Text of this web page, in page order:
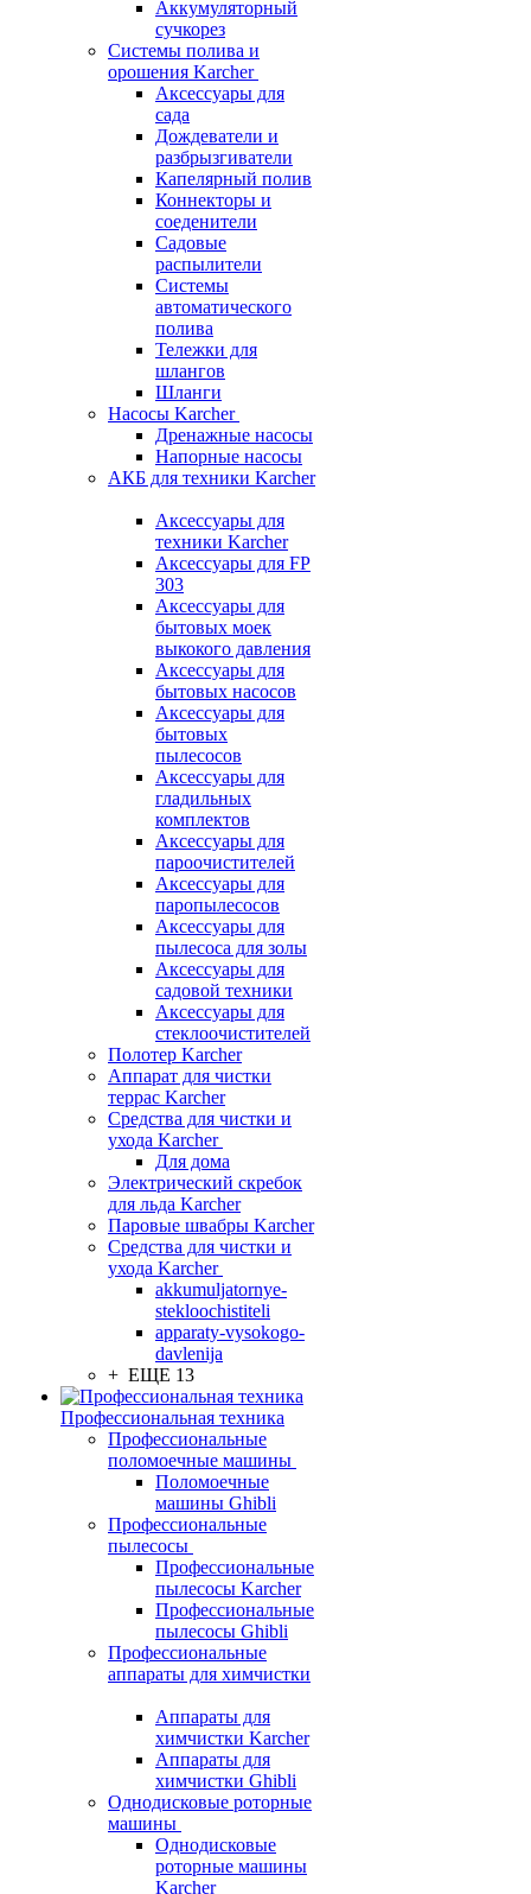
Аккумуляторный
сучкорез
Системы полива и
орошения Karcher
Аксессуары для
сада
Дождеватели и
разбрызгиватели
Капелярный полив
Коннекторы и
соеденители
Садовые
распылители
Системы
автоматического
полива
Тележки для
шлангов
Шланги
Насосы Karcher
Дренажные насосы
Напорные насосы
АКБ для техники Karcher
Аксессуары для
техники Karcher
Аксессуары для FP
303
Аксессуары для
бытовых моек
выкокого давления
Аксессуары для
бытовых насосов
Аксессуары для
бытовых
пылесосов
Аксессуары для
гладильных
комплектов
Аксессуары для
пароочистителей
Аксессуары для
паропылесосов
Аксессуары для
пылесоса для золы
Аксессуары для
садовой техники
Аксессуары для
стеклоочистителей
Полотер Karcher
Аппарат для чистки
террас Karcher
Средства для чистки и
ухода Karcher
Для дома
Электрический скребок
для льда Karcher
Паровые швабры Karcher
Средства для чистки и
ухода Karcher
akkumuljatornye-
stekloochistiteli
apparaty-vysokogo-
davlenija
+ ЕЩЕ 13
Профессиональная техника
Профессиональные
поломоечные машины
Поломоечные
машины Ghibli
Профессиональные
пылесосы
Профессиональные
пылесосы Karcher
Профессиональные
пылесосы Ghibli
Профессиональные
аппараты для химчистки
Аппараты для
химчистки Karcher
Аппараты для
химчистки Ghibli
Однодисковые роторные
машины
Однодисковые
роторные машины
Karcher